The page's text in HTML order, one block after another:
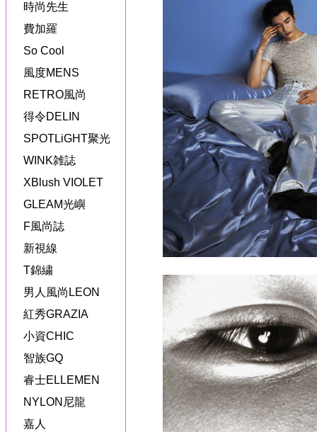
時尚先生
費加羅
So Cool
風度MENS
RETRO風尚
得令DELIN
SPOTLiGHT聚光
WINK雑誌
XBlush VIOLET
GLEAM光嶼
F風尚誌
新視線
T錦繍
男人風尚LEON
紅秀GRAZIA
小資CHIC
智族GQ
睿士ELLEMEN
NYLON尼龍
嘉人